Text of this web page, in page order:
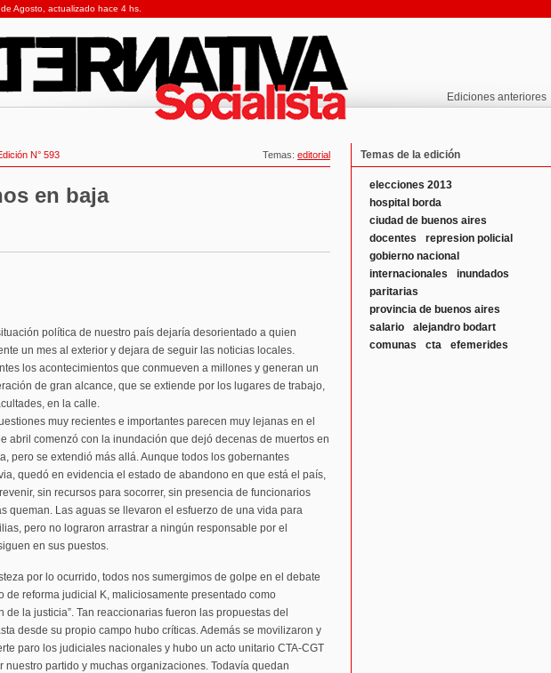
Agosto, actualizado hace 4 hs.
Ediciones anteriores
N° 593 Temas: editorial
en baja
política de nuestro país dejaría desorientado a quien
un mes al exterior y dejara de seguir las noticias locales.
los acontecimientos que conmueven a millones y generan un
de gran alcance, que se extiende por los lugares de trabajo,
en la calle.
muy recientes e importantes parecen muy lejanas en el
abril comenzó con la inundación que dejó decenas de muertos en
pero se extendió más allá. Aunque todos los gobernantes
quedó en evidencia el estado de abandono en que está el país,
sin recursos para socorrer, sin presencia de funcionarios
queman. Las aguas se llevaron el esfuerzo de una vida para
pero no lograron arrastrar a ningún responsable por el
en sus puestos.
por lo ocurrido, todos nos sumergimos de golpe en el debate
de reforma judicial K, maliciosamente presentado como
de la justicia”. Tan reaccionarias fueron las propuestas del
desde su propio campo hubo críticas. Además se movilizaron y
paro los judiciales nacionales y hubo un acto unitario CTA-CGT
nuestro partido y muchas organizaciones. Todavía quedan
Temas de la edición
elecciones 2013
hospital borda
ciudad de buenos aires
docentes
represion policial
gobierno nacional
internacionales
inundados
paritarias
provincia de buenos aires
salario
alejandro bodart
comunas
cta efemerides